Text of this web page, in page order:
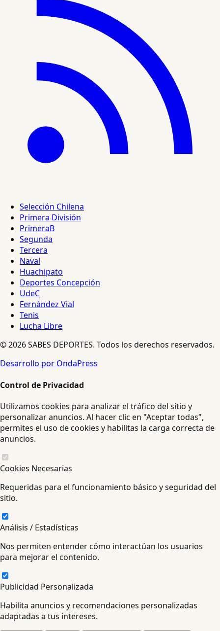
Selección Chilena
Primera División
PrimeraB
Segunda
Tercera
Naval
Huachipato
Deportes Concepción
UdeC
Fernández Vial
Tenis
Lucha Libre
© 2026 SABES DEPORTES. Todos los derechos reservados.
Desarrollo por OndaPress
Control de Privacidad
Utilizamos cookies para analizar el tráfico del sitio y
personalizar anuncios. Al hacer clic en "Aceptar todas",
permites el uso de cookies y habilitas la carga correcta de
anuncios.
Cookies Necesarias
Requeridas para el funcionamiento básico y seguridad del
sitio.
Análisis / Estadísticas
Nos permiten entender cómo interactúan los usuarios
para mejorar el contenido.
Publicidad Personalizada
Habilita anuncios y recomendaciones personalizadas
adaptadas a tus intereses.